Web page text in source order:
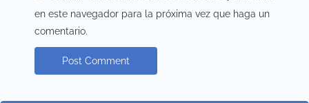
en este navegador para la próxima vez que haga un
comentario.